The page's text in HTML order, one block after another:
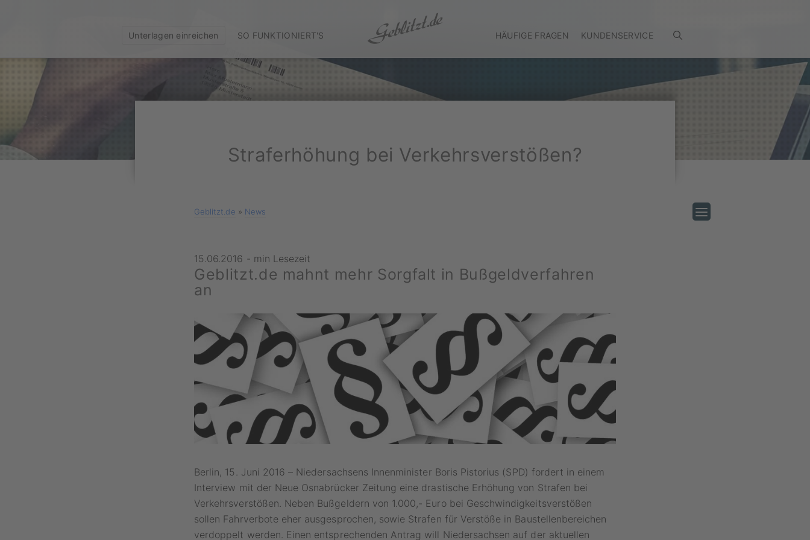
Unterlagen einreichen SO FUNKTIONIERT'S HÄUFIGE FRAGEN KUNDENSERVICE
Straferhöhung bei Verkehrsverstößen?
Geblitzt.de » News
15.06.2016 - min Lesezeit
Geblitzt.de mahnt mehr Sorgfalt in Bußgeldverfahren
an
Berlin, 15. Juni 2016 – Niedersachsens Innenminister Boris Pistorius (SPD) fordert in einem
Interview mit der Neue Osnabrücker Zeitung eine drastische Erhöhung von Strafen bei
Verkehrsverstößen. Neben Bußgeldern von 1.000,- Euro bei Geschwindigkeitsverstößen
sollen Fahrverbote eher ausgesprochen, sowie Strafen für Verstöße in Baustellenbereichen
verdoppelt werden. Einen entsprechenden Antrag will Niedersachsen auf der aktuellen